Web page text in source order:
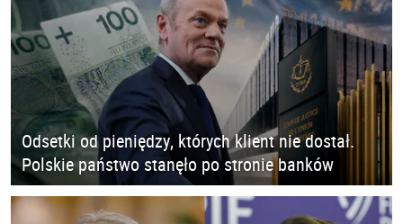
Odsetki od pieniędzy, których klient nie dostał.
Polskie państwo stanęło po stronie banków